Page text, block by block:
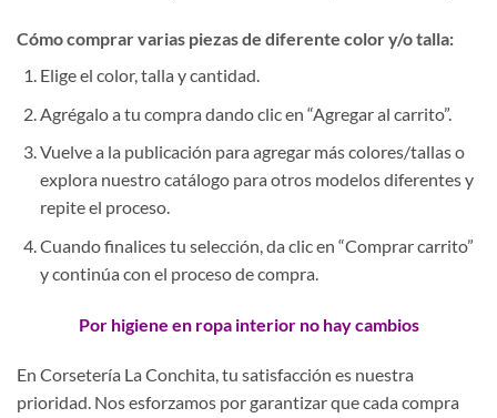
Cómo comprar varias piezas de diferente color y/o talla:
Elige el color, talla y cantidad.
Agrégalo a tu compra dando clic en “Agregar al carrito”.
Vuelve a la publicación para agregar más colores/tallas o
explora nuestro catálogo para otros modelos diferentes y
repite el proceso.
Cuando finalices tu selección, da clic en “Comprar carrito”
y continúa con el proceso de compra.
Por higiene en ropa interior no hay cambios
En Corsetería La Conchita, tu satisfacción es nuestra
prioridad. Nos esforzamos por garantizar que cada compra